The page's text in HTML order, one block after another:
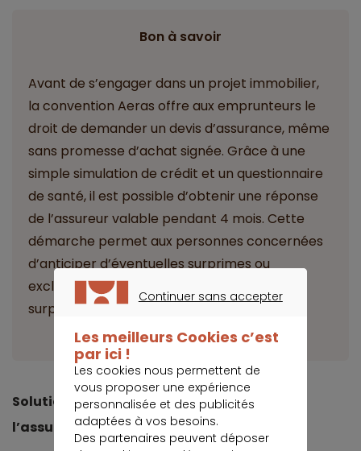
Bon à savoir
Avant de s’engager dans un projet immobilier,
la convention Aeras offre aux emprunteurs le
droit de demander un devis d’assurance, même
sans promesse d’achat signée. Grâce à une
simple simulation de crédit et un questionnaire
de santé, il est possible d’obtenir une réponse
de l’assureur valable pendant 4 mois. Cette
démarche permet aux personnes concernées
d’anticiper d’éventuelles surprimes ou
exclusions, et d’éviter ainsi les mauvaises
surprises en cours de projet.
Solutions en cas de difficulté d’accès à
l’assurance
Continuer sans accepter
Les meilleurs Cookies c’est
par ici !
Les cookies nous permettent de
vous proposer une expérience
personnalisée et des publicités
adaptées à vos besoins.
Des partenaires peuvent déposer